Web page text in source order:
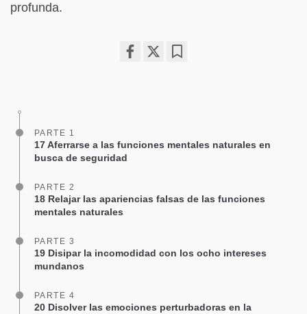
profunda.
PARTE 1
17 Aferrarse a las funciones mentales naturales en
busca de seguridad
PARTE 2
18 Relajar las apariencias falsas de las funciones
mentales naturales
PARTE 3
19 Disipar la incomodidad con los ocho intereses
mundanos
PARTE 4
20 Disolver las emociones perturbadoras en la